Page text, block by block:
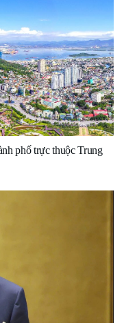
phố trực thuộc Trung